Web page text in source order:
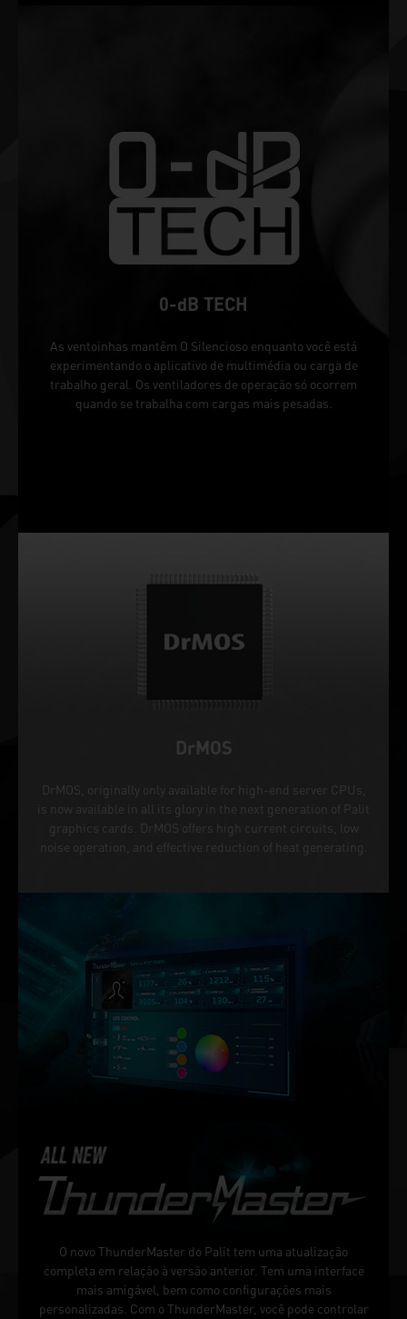
0-dB TECH
As ventoinhas mantêm O Silencioso enquanto você está
experimentando o aplicativo de multimédia ou carga de
trabalho geral. Os ventiladores de operação só ocorrem
quando se trabalha com cargas mais pesadas.
DrMOS
DrMOS, originally only available for high-end server CPUs,
is now available in all its glory in the next generation of Palit
graphics cards. DrMOS offers high current circuits, low
noise operation, and effective reduction of heat generating.
O novo ThunderMaster do Palit tem uma atualização
completa em relação à versão anterior. Tem uma interface
mais amigável, bem como configurações mais
personalizadas. Com o ThunderMaster, você pode controlar